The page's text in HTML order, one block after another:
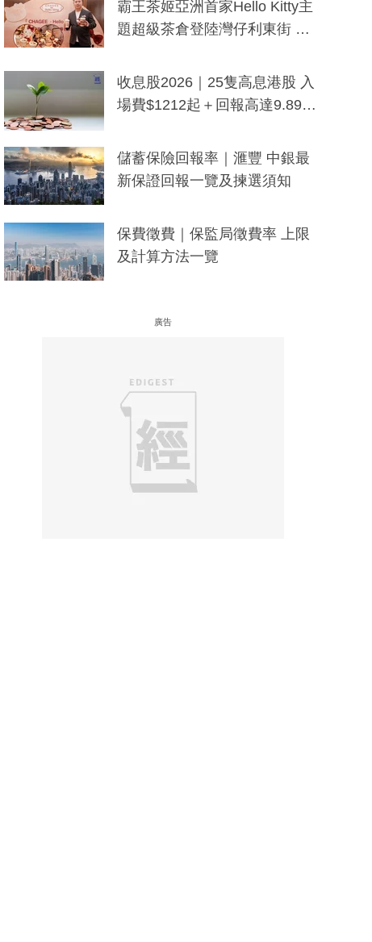
霸王茶姬亞洲首家Hello Kitty主
題超級茶倉登陸灣仔利東街 推
y及香港限定特調系列
收息股2026｜25隻高息港股 入
場費$1212起＋回報高達9.89
儲蓄保險回報率｜滙豐 中銀最
新保證回報一覽及揀選須知
保費徵費｜保監局徵費率 上限
及計算方法一覽
廣告